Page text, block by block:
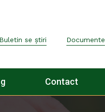
se știri Documente
Contact